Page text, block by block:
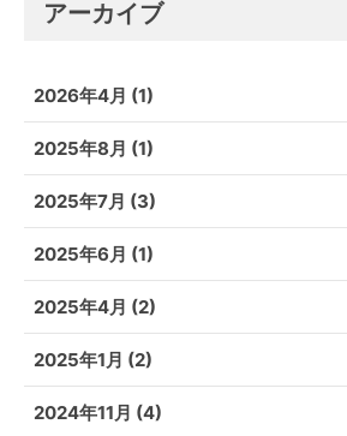
アーカイブ
2026年4月 (1)
2025年8月 (1)
2025年7月 (3)
2025年6月 (1)
2025年4月 (2)
2025年1月 (2)
2024年11月 (4)